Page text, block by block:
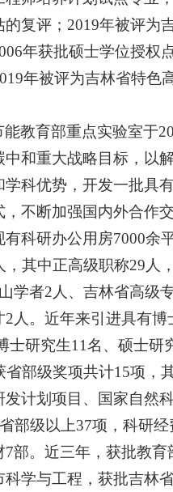
复评；2019年被评为
年获批硕士学位授权
年被评为吉林省特色
教育部重点实验室于
中和重大战略目标，以
科优势，开发一批具
，不断加强国内外合作
科研办公用房7000余
，其中正高级职称29人
学者2人、吉林省高级
人。近年来引进具有
士研究生11名、硕士
省部级奖项共计15项，
计划项目、国家自然
部级以上37项，科研
部。近三年，获批教
学与工程，获批吉林